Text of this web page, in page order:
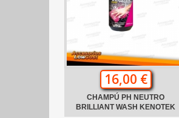
16,00 €
CHAMPÚ PH NEUTRO
BRILLIANT WASH KENOTEK